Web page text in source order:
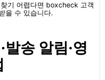
기 어렵다면 boxcheck 고객
을 수 있습니다.
송 알림·영